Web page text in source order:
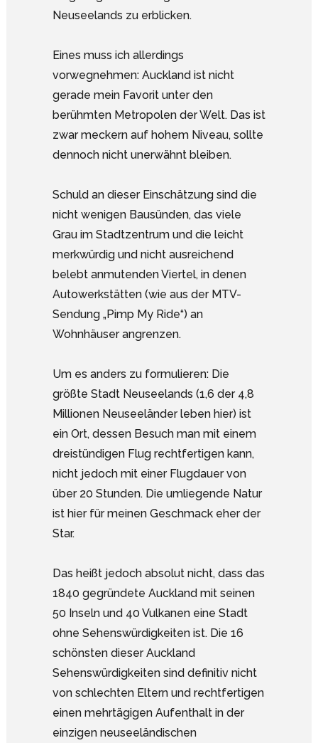
Neuseelands zu erblicken.
Eines muss ich allerdings
vorwegnehmen: Auckland ist nicht
gerade mein Favorit unter den
berühmten Metropolen der Welt. Das ist
zwar meckern auf hohem Niveau, sollte
dennoch nicht unerwähnt bleiben.
Schuld an dieser Einschätzung sind die
nicht wenigen Bausünden, das viele
Grau im Stadtzentrum und die leicht
merkwürdig und nicht ausreichend
belebt anmutenden Viertel, in denen
Autowerkstätten (wie aus der MTV-
Sendung „Pimp My Ride“) an
Wohnhäuser angrenzen.
Um es anders zu formulieren: Die
größte Stadt Neuseelands (1,6 der 4,8
Millionen Neuseeländer leben hier) ist
ein Ort, dessen Besuch man mit einem
dreistündigen Flug rechtfertigen kann,
nicht jedoch mit einer Flugdauer von
über 20 Stunden. Die umliegende Natur
ist hier für meinen Geschmack eher der
Star.
Das heißt jedoch absolut nicht, dass das
1840 gegründete Auckland mit seinen
50 Inseln und 40 Vulkanen eine Stadt
ohne Sehenswürdigkeiten ist. Die 16
schönsten dieser Auckland
Sehenswürdigkeiten sind definitiv nicht
von schlechten Eltern und rechtfertigen
einen mehrtägigen Aufenthalt in der
einzigen neuseeländischen